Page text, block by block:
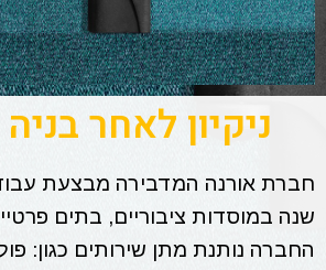
ניקיון לאחר
שנה במוסדות ציבוריים, בתים
החברה נותנת מתן שירותים כגון: